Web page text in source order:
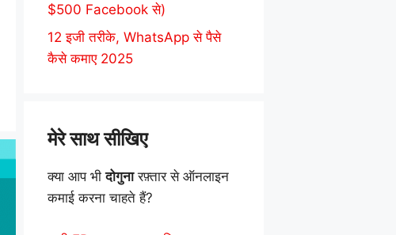
$500 Facebook से)
12 इजी तरीके, WhatsApp से पैसे
कैसे कमाए 2025
मेरे साथ सीखिए
क्या आप भीदोगुनारफ़्तार से ऑनलाइन
कमाई करना चाहते हैं?